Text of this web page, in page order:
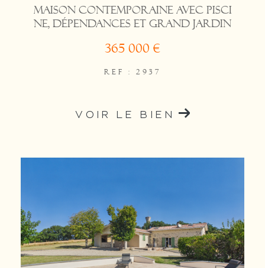
Maison contemporaine avec pisci
ne, dépendances et grand jardin
365 000 €
REF : 2937
VOIR LE BIEN